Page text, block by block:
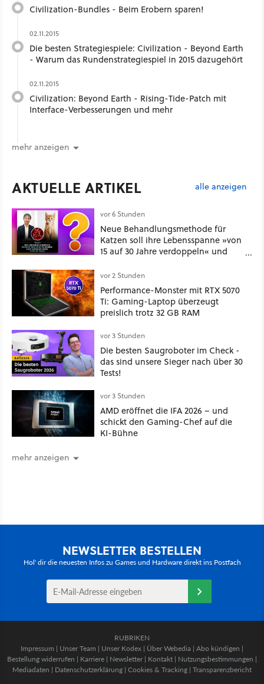
Civilization-Bundles - Beim Erobern sparen!
02.11.2015
Die besten Strategiespiele: Civilization - Beyond Earth
- Warum das Rundenstrategiespiel in 2015 dazugehört
02.11.2015
Civilization: Beyond Earth - Rising-Tide-Patch mit
Interface-Verbesserungen und mehr
mehr anzeigen
AKTUELLE ARTIKEL alle anzeigen
vor 6 Stunden
Neue Behandlungsmethode für
Katzen soll ihre Lebensspanne »von
15 auf 30 Jahre verdoppeln« und
kritisch damit auseinander
vor 2 Stunden
Performance-Monster mit RTX 5070
Ti: Gaming-Laptop überzeugt
preislich trotz 32 GB RAM
vor 3 Stunden
Die besten Saugroboter im Check -
das sind unsere Sieger nach über 30
Tests!
vor 3 Stunden
AMD eröffnet die IFA 2026 – und
schickt den Gaming-Chef auf die
KI-Bühne
mehr anzeigen
NEWSLETTER BESTELLEN
Hol' dir die neuesten Infos zu Games und Hardware direkt ins Postfach
RUBRIKEN
Impressum | Unser Team | Unser Kodex | Über Webedia | Abo kündigen |
Bestellung widerrufen | Karriere | Newsletter | Kontakt | Nutzungsbestimmungen |
Mediadaten | Datenschutzerklärung | Cookies & Tracking | Transparenzbericht